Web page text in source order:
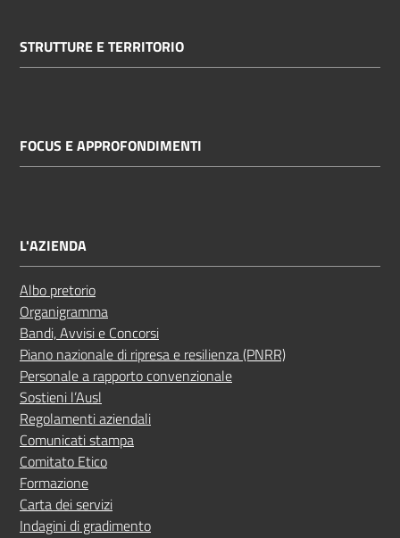
STRUTTURE E TERRITORIO
FOCUS E APPROFONDIMENTI
L'AZIENDA
Albo pretorio
Organigramma
Bandi, Avvisi e Concorsi
Piano nazionale di ripresa e resilienza (PNRR)
Personale a rapporto convenzionale
Sostieni l’Ausl
Regolamenti aziendali
Comunicati stampa
Comitato Etico
Formazione
Carta dei servizi
Indagini di gradimento